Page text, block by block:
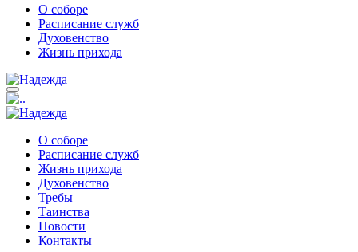
О соборе
Расписание служб
Духовенство
Жизнь прихода
О соборе
Расписание служб
Жизнь прихода
Духовенство
Требы
Таинства
Новости
Контакты